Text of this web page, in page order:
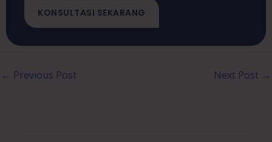
KONSULTASI SEKARANG
← Previous Post Next Post →